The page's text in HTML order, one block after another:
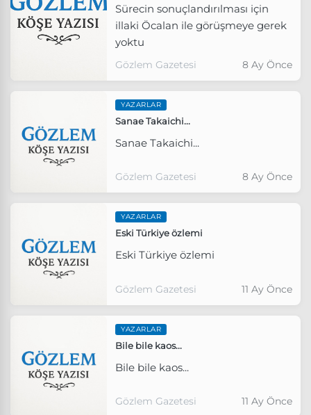
tablodur" dedi.
Sürecin sonuçlandırılması için
illaki Öcalan ile görüşmeye gerek
yoktu
Gözlem Gazetesi 8 Ay Önce
YAZARLAR
Sanae Takaichi...
Sanae Takaichi...
Gözlem Gazetesi 8 Ay Önce
YAZARLAR
Eski Türkiye özlemi
Eski Türkiye özlemi
Gözlem Gazetesi 11 Ay Önce
YAZARLAR
Bile bile kaos...
Bile bile kaos...
Gözlem Gazetesi 11 Ay Önce